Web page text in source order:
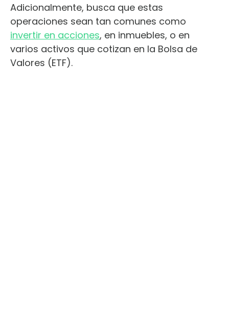
Adicionalmente, busca que estas
operaciones sean tan comunes como
invertir en acciones, en inmuebles, o en
varios activos que cotizan en la Bolsa de
Valores (ETF).